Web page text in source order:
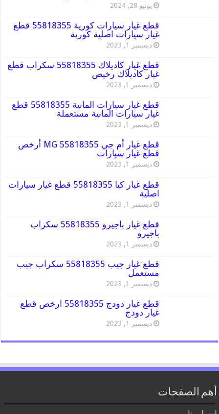
يونيو 28, 2024
قطع غيار سيارات كورية 55818355 قطع
غيار سيارات اصلية كورية
ديسمبر 1, 2023
قطع غيار كاديلاك 55818355 سكراب قطع
غيار كاديلاك رخيص
ديسمبر 1, 2023
قطع غيار سيارات المانية 55818355 قطع
غيار سيارات المانية مستعملة
ديسمبر 1, 2023
قطع غيار أم جي MG 55818355 أرخص
قطع غيار سيارات
ديسمبر 1, 2023
قطع غيار كيا 55818355 قطع غيار سيارات
اصلية
ديسمبر 1, 2023
قطع غيار باجيرو 55818355 سكراب
باجيرو
ديسمبر 1, 2023
قطع غيار جيب 55818355 سكراب جيب
مستعمل
ديسمبر 1, 2023
قطع غيار دودج 55818355 ارخص قطع
غيار دودج
ديسمبر 1, 2023
أهم الصفحات